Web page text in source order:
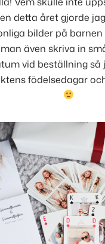
detta året gjorde
bilder på
även skriva in
vid beställning så
födelsedagar